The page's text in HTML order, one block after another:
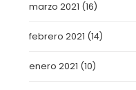
marzo 2021 (16)
febrero 2021 (14)
enero 2021 (10)